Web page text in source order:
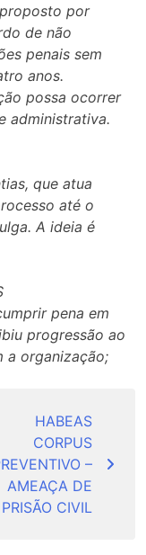
por
de não
penais sem
anos.
possa ocorrer
administrativa.
que atua
até o
A ideia é
pena em
progressão ao
a organização;
HABEAS
CORPUS
–
AMEAÇA DE
PRISÃO CIVIL